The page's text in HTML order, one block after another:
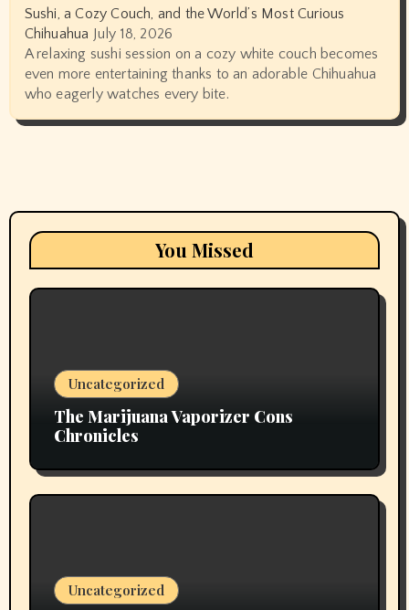
Sushi, a Cozy Couch, and the World’s Most Curious
Chihuahua July 18, 2026
A relaxing sushi session on a cozy white couch becomes
even more entertaining thanks to an adorable Chihuahua
who eagerly watches every bite.
You Missed
Uncategorized
The Marijuana Vaporizer Cons
Chronicles
Uncategorized